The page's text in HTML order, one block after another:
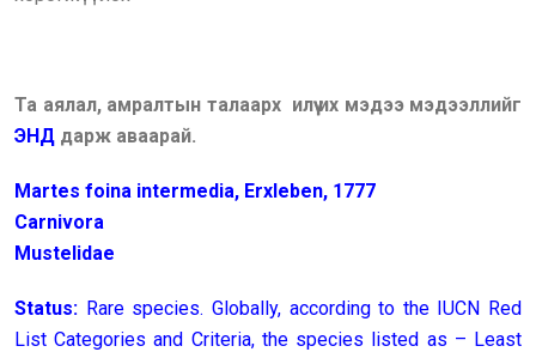
Та аялал, амралтын талаарх илүү их мэдээ мэдээллийг
ЭНД дарж аваарай.
Martes foina intermedia, Erxleben, 1777
Carnivora
Mustelidae
Status: Rare species. Globally, according to the IUCN Red
List Categories and Criteria, the species listed as – Least